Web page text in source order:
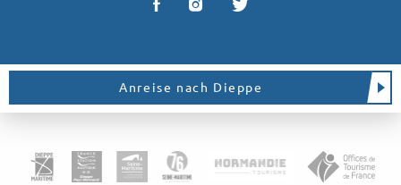
Anreise nach Dieppe